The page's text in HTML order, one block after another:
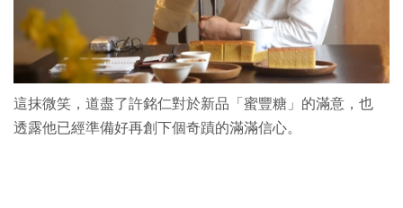
這抹微笑，道盡了許銘仁對於新品「蜜豐糖」的滿意，也
透露他已經準備好再創下個奇蹟的滿滿信心。